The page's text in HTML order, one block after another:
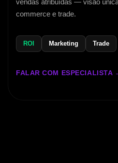
vendas atribuídas — visão
commerce e trade.
ROI Marketing Trade
FALAR COM ESPECIALISTA